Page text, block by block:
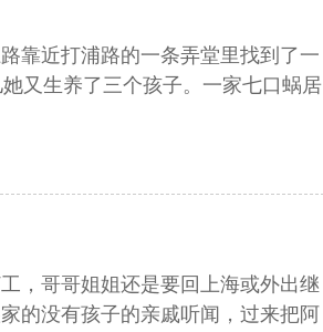
靠近打浦路的一条弄堂里找到了一
又生养了三个孩子。一家七口蜗居
，哥哥姐姐还是要回上海或外出继
的没有孩子的亲戚听闻，过来把阿